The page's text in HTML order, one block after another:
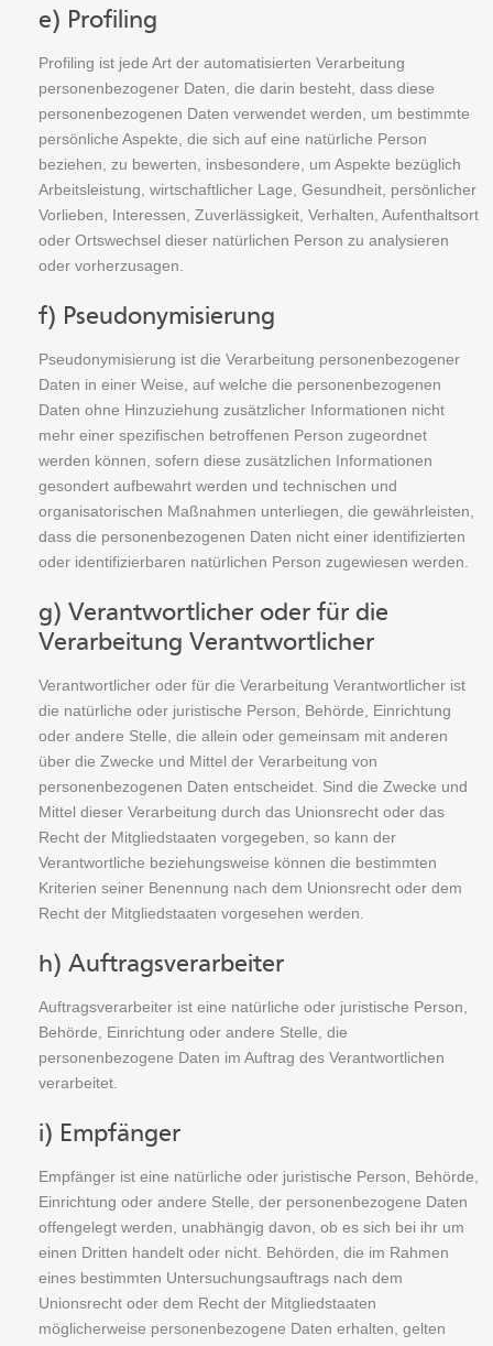
e) Profiling
Profiling ist jede Art der automatisierten Verarbeitung
personenbezogener Daten, die darin besteht, dass diese
personenbezogenen Daten verwendet werden, um bestimmte
persönliche Aspekte, die sich auf eine natürliche Person
beziehen, zu bewerten, insbesondere, um Aspekte bezüglich
Arbeitsleistung, wirtschaftlicher Lage, Gesundheit, persönlicher
Vorlieben, Interessen, Zuverlässigkeit, Verhalten, Aufenthaltsort
oder Ortswechsel dieser natürlichen Person zu analysieren
oder vorherzusagen.
f) Pseudonymisierung
Pseudonymisierung ist die Verarbeitung personenbezogener
Daten in einer Weise, auf welche die personenbezogenen
Daten ohne Hinzuziehung zusätzlicher Informationen nicht
mehr einer spezifischen betroffenen Person zugeordnet
werden können, sofern diese zusätzlichen Informationen
gesondert aufbewahrt werden und technischen und
organisatorischen Maßnahmen unterliegen, die gewährleisten,
dass die personenbezogenen Daten nicht einer identifizierten
oder identifizierbaren natürlichen Person zugewiesen werden.
g) Verantwortlicher oder für die
Verarbeitung Verantwortlicher
Verantwortlicher oder für die Verarbeitung Verantwortlicher ist
die natürliche oder juristische Person, Behörde, Einrichtung
oder andere Stelle, die allein oder gemeinsam mit anderen
über die Zwecke und Mittel der Verarbeitung von
personenbezogenen Daten entscheidet. Sind die Zwecke und
Mittel dieser Verarbeitung durch das Unionsrecht oder das
Recht der Mitgliedstaaten vorgegeben, so kann der
Verantwortliche beziehungsweise können die bestimmten
Kriterien seiner Benennung nach dem Unionsrecht oder dem
Recht der Mitgliedstaaten vorgesehen werden.
h) Auftragsverarbeiter
Auftragsverarbeiter ist eine natürliche oder juristische Person,
Behörde, Einrichtung oder andere Stelle, die
personenbezogene Daten im Auftrag des Verantwortlichen
verarbeitet.
i) Empfänger
Empfänger ist eine natürliche oder juristische Person, Behörde,
Einrichtung oder andere Stelle, der personenbezogene Daten
offengelegt werden, unabhängig davon, ob es sich bei ihr um
einen Dritten handelt oder nicht. Behörden, die im Rahmen
eines bestimmten Untersuchungsauftrags nach dem
Unionsrecht oder dem Recht der Mitgliedstaaten
möglicherweise personenbezogene Daten erhalten, gelten